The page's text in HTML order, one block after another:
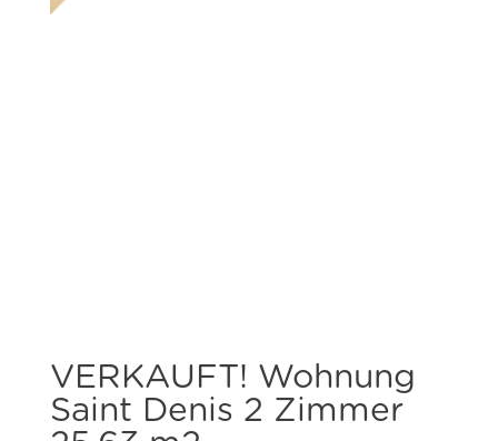
VERKAUFT! Wohnung
Saint Denis 2 Zimmer